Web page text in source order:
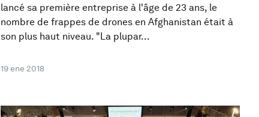
lancé sa première entreprise à l'âge de 23 ans, le
nombre de frappes de drones en Afghanistan était à
son plus haut niveau. "La plupar...
19 ene 2018